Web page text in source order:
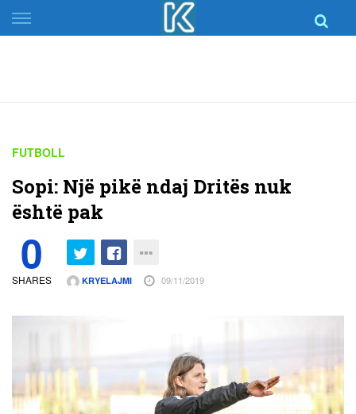
Skip
to
FUTBOLL
Sopi: Një pikë ndaj Dritës nuk
është pak
0
SHARES KRYELAJMI 09/11/2019